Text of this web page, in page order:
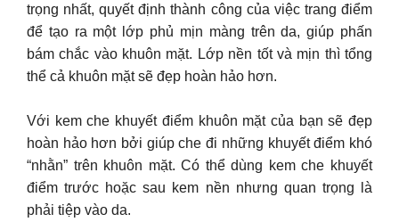
trọng nhất, quyết định thành công của việc trang điểm
để tạo ra một lớp phủ mịn màng trên da, giúp phấn
bám chắc vào khuôn mặt. Lớp nền tốt và mịn thì tổng
thể cả khuôn mặt sẽ đẹp hoàn hảo hơn.
Với kem che khuyết điểm khuôn mặt của bạn sẽ đẹp
hoàn hảo hơn bởi giúp che đi những khuyết điểm khó
“nhằn” trên khuôn mặt. Có thể dùng kem che khuyết
điểm trước hoặc sau kem nền nhưng quan trọng là
phải tiệp vào da.